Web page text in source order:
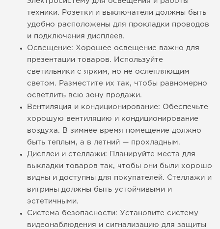
техники. Розетки и выключатели должны быть
удобно расположены для прокладки проводов
и подключения дисплеев.
Освещение: Хорошее освещение важно для
презентации товаров. Используйте
светильники с ярким, но не ослепляющим
светом. Разместите их так, чтобы равномерно
осветлить всю зону продажи.
Вентиляция и кондиционирование: Обеспечьте
хорошую вентиляцию и кондиционирование
воздуха. В зимнее время помещение должно
быть теплым, а в летний — прохладным.
Дисплеи и стеллажи: Планируйте места для
выкладки товаров так, чтобы они были хорошо
видны и доступны для покупателей. Стеллажи и
витрины должны быть устойчивыми и
эстетичными.
Система безопасности: Установите систему
видеонаблюдения и сигнализацию для защиты